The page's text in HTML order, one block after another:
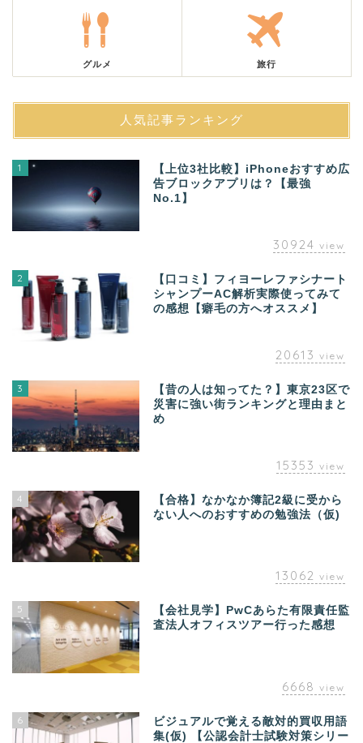
グルメ 旅行
人気記事ランキング
1
【上位3社比較】iPhoneおすすめ広
告ブロックアプリは？【最強
No.1】
30924 view
2
【口コミ】フィヨーレファシナート
シャンプーAC解析実際使ってみて
の感想【癖毛の方へオススメ】
20613 view
3
【昔の人は知ってた？】東京23区で
災害に強い街ランキングと理由まと
め
15353 view
4
【合格】なかなか簿記2級に受から
ない人へのおすすめの勉強法（仮)
13062 view
5
【会社見学】PwCあらた有限責任監
査法人オフィスツアー行った感想
6668 view
6
ビジュアルで覚える敵対的買収用語
集(仮) 【公認会計士試験対策シリー